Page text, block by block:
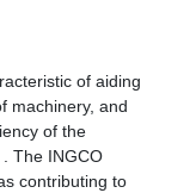
of aiding
machinery, and
of the
The INGCO
contributing to